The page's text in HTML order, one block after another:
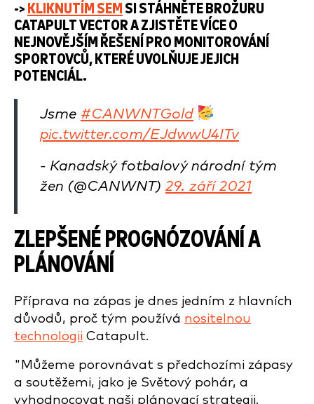
-> KLIKNUTÍM SEM SI STÁHNĚTE BROŽURU
CATAPULT VECTOR A ZJISTĚTE VÍCE O
NEJNOVĚJŠÍM ŘEŠENÍ PRO MONITOROVÁNÍ
SPORTOVCŮ, KTERÉ UVOLŇUJE JEJICH
POTENCIÁL.
Jsme #CANWNTGold
pic.twitter.com/EJdwwU4ITv
- Kanadský fotbalový národní tým
žen (@CANWNT) 29. září 2021
ZLEPŠENÉ PROGNÓZOVÁNÍ A
PLÁNOVÁNÍ
Příprava na zápas je dnes jedním z hlavních
důvodů, proč tým používá nositelnou
technologii Catapult.
"Můžeme porovnávat s předchozími zápasy
a soutěžemi, jako je Světový pohár, a
vyhodnocovat naši plánovací strategii.